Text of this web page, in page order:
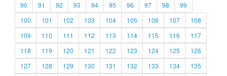
90
91 92 93 94 95 96 97 98
99
100
101 102 103 104 105 106 107
108
109
110 111 112 113 114 115 116
117
118
119 120 121 122 123 124 125
126
127
128 129 130 131 132 133 134
135